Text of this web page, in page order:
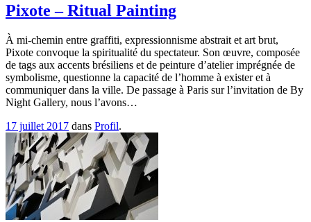
Pixote – Ritual Painting
À mi-chemin entre graffiti, expressionnisme abstrait et art brut,
Pixote convoque la spiritualité du spectateur. Son œuvre, composée
de tags aux accents brésiliens et de peinture d’atelier imprégnée de
symbolisme, questionne la capacité de l’homme à exister et à
communiquer dans la ville. De passage à Paris sur l’invitation de By
Night Gallery, nous l’avons…
17 juillet 2017 dans Profil.